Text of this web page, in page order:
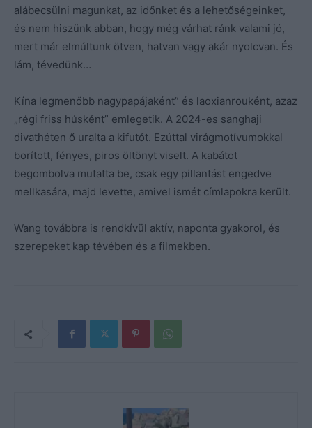
alábecsülni magunkat, az időnket és a lehetőségeinket,
és nem hiszünk abban, hogy még várhat ránk valami jó,
mert már elmúltunk ötven, hatvan vagy akár nyolcvan. És
lám, tévedünk…
Kína legmenőbb nagypapájaként” és laoxianrouként, azaz
„régi friss húsként” emlegetik. A 2024-es sanghaji
divathéten ő uralta a kifutót. Ezúttal virágmotívumokkal
borított, fényes, piros öltönyt viselt. A kabátot
begombolva mutatta be, csak egy pillantást engedve
mellkasára, majd levette, amivel ismét címlapokra került.
Wang továbbra is rendkívül aktív, naponta gyakorol, és
szerepeket kap tévében és a filmekben.